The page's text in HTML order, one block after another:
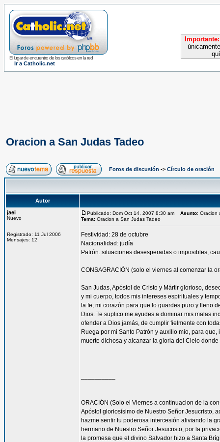
El lugar de encuentro de los católicos en la red
Ir a Catholic.net
Importante:
Oracion a San Judas Tadeo
Foros de discusión -> Círculo de oración
Autor
jaei
Nuevo
Registrado: 11 Jul 2006
Mensajes: 12
Publicado: Dom Oct 14, 2007 8:30 am Asunto: Oracion
Tema: Oracion a San Judas Tadeo
Festividad: 28 de octubre
Nacionalidad: judía
Patrón: situaciones desesperadas o imposibles,
CONSAGRACIÓN (solo el viernes al comenzar la
San Judas, Apóstol de Cristo y Mártir glorioso,
y mi cuerpo, todos mis intereses espirituales y
la fe; mi corazón para que lo guardes puro y lleno
Dios. Te suplico me ayudes a dominar mis malas
ofender a Dios jamás, de cumplir fielmente con
Ruega por mi Santo Patrón y auxilio mío, para
muerte dichosa y alcanzar la gloria del Cielo
ORACIÓN (Solo el Viernes a continuacion de la
Apóstol gloriosísimo de Nuestro Señor Jesucristo,
hazme sentir tu poderosa intercesión aliviando la
hermano de Nuestro Señor Jesucristo, por la
la promesa que el divino Salvador hizo a Santa